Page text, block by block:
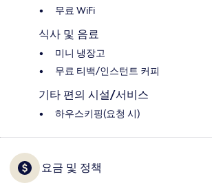
무료 WiFi
식사 및 음료
미니 냉장고
무료 티백/인스턴트 커피
기타 편의 시설/서비스
하우스키핑(요청 시)
요금 및 정책